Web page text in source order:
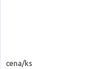
cena/ks